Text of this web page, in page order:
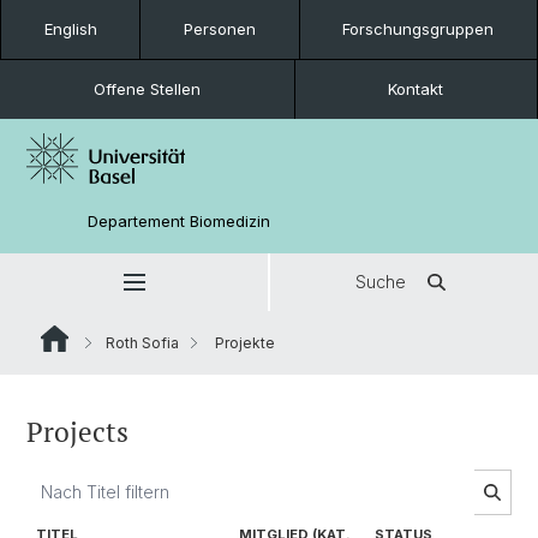
English Personen Forschungsgruppen
Offene Stellen Kontakt
Departement Biomedizin
Suche
Roth Sofia Projekte
Projects
TITEL
MITGLIED (KAT.
STATUS